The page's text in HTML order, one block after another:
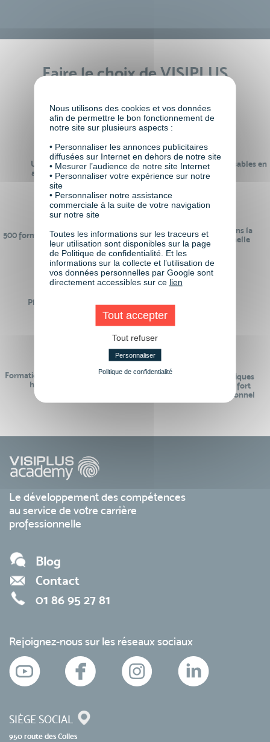
Faire le choix de VISIPLUS
Un réseau de 22 000
anciens participants
100% des formations réalisables en
digital learning
500 formations pour se préparer au
monde de demain
24 ans d'expérience dans la
formation professionnelle
Plus de 50 formations
Des intervenants
Formations réalisables pendant ou
hors temps de travail
Des contenus pédagogiques
« de pointe » et en lien fort
avec le monde professionnel
Le développement des compétences
au service de votre carrière
professionnelle
Blog
Contact
01 86 95 27 81
Rejoignez-nous sur les réseaux sociaux
SIÈGE SOCIAL
950 route des Colles
Nous utilisons des cookies et vos données
afin de permettre le bon fonctionnement de
notre site sur plusieurs aspects :
• Personnaliser les annonces publicitaires
diffusées sur Internet en dehors de notre site
• Mesurer l’audience de notre site Internet
• Personnaliser votre expérience sur notre
site
• Personnaliser notre assistance
commerciale à la suite de votre navigation
sur notre site
Toutes les informations sur les traceurs et
leur utilisation sont disponibles sur la page
de Politique de confidentialité. Et les
informations sur la collecte et l’utilisation de
vos données personnelles par Google sont
directement accessibles sur ce lien
Tout accepter
Tout refuser
Personnaliser
Politique de confidentialité